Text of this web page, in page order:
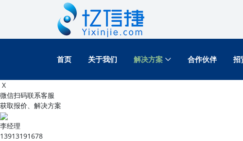
首页 关于我们 解决方案 合作伙伴 招
X
微信扫码联系客服
获取报价、解决方案
李经理
13913191678